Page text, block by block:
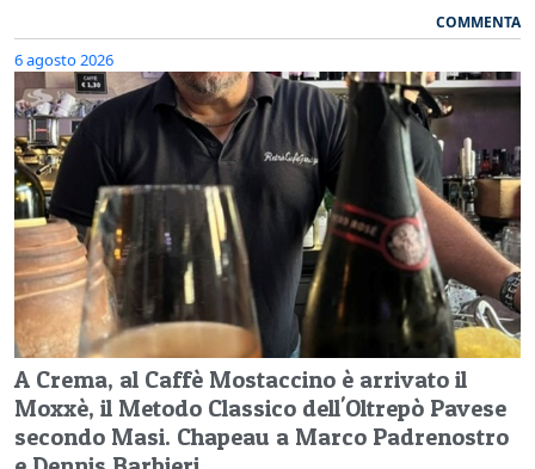
COMMENTA
6 agosto 2026
A Crema, al Caffè Mostaccino è arrivato il
Moxxè, il Metodo Classico dell'Oltrepò Pavese
secondo Masi. Chapeau a Marco Padrenostro